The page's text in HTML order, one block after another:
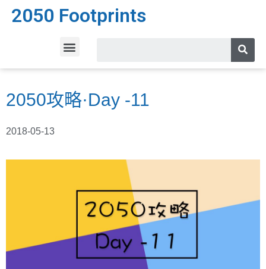
2050 Footprints
2050攻略·Day -11
2018-05-13